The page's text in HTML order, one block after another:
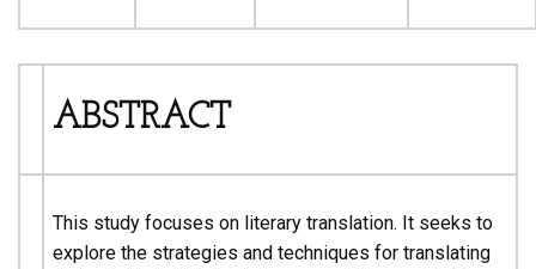
ABSTRACT
This study focuses on literary translation. It seeks to
explore the strategies and techniques for translating